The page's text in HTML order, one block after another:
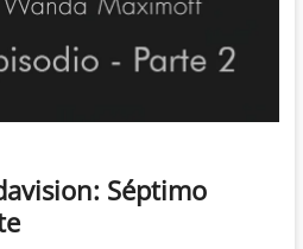
Séptimo